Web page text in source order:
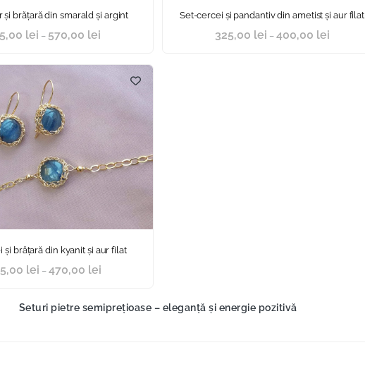
și brățară din smarald și argint
lei – 570,00 lei
Set-cercei şi pandantiv din ametist și aur filat
325,00 lei – 400,00 lei
și brățară din kyanit și aur filat
lei – 470,00 lei
Seturi pietre semiprețioase – eleganță și energie pozitivă